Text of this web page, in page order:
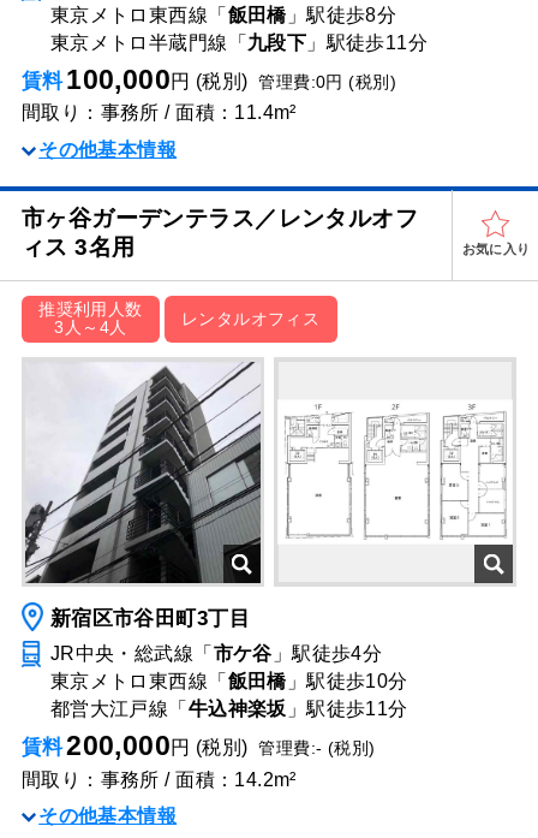
東京メトロ東西線「 飯田橋」駅徒歩8分
東京メトロ半蔵門線「 九段下 」駅徒歩11分
賃料100,000円 (税別)管理費:0円 (税別)
間取り：事務所 / 面積：11.4m²
その他基本情報
市ヶ谷ガーデンテラス／レンタルオフ
ィス 3名用
お気に入り
推奨利用人数
3人～4人
レンタルオフィス
新宿区市谷田町3丁目
JR中央・総武線「 市ケ谷 」駅徒歩4分
東京メトロ東西線「 飯田橋」駅徒歩10分
都営大江戸線「 牛込神楽坂 」駅徒歩11分
賃料200,000円 (税別)管理費:- (税別)
間取り：事務所 / 面積：14.2m²
その他基本情報